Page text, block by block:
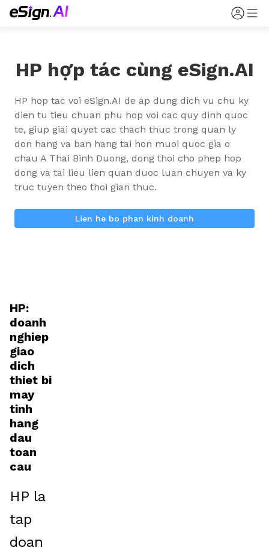
HP hợp tác cùng eSign.AI
HP hop tac voi eSign.AI de ap dung dich vu chu ky
dien tu tieu chuan phu hop voi cac quy dinh quoc
te, giup giai quyet cac thach thuc trong quan ly
don hang va ban hang tai hon muoi quoc gia o
chau A Thai Binh Duong, dong thoi cho phep hop
dong va tai lieu lien quan duoc luan chuyen va ky
truc tuyen theo thoi gian thuc.
Lien he bo phan kinh doanh
HP:
doanh
nghiep
giao
dich
thiet bi
may
tinh
hang
dau
toan
cau
HP la
tap
doan